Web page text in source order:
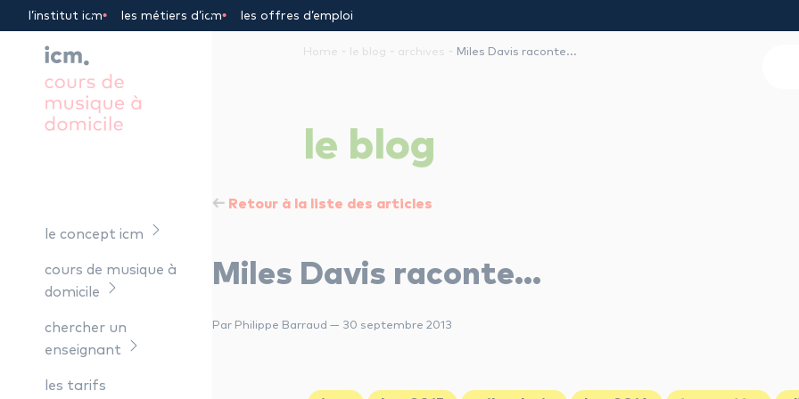
l’institut icm les métiers d’icm les offres d’emploi
le concept icm
cours de musique à
domicile
chercher un
enseignant
les tarifs
Home - le blog - archives - Miles Davis raconte...
le blog
Retour à la liste des articles
Miles Davis raconte…
Par Philippe Barraud — 30 septembre 2013
Panneau de gestion des cookies